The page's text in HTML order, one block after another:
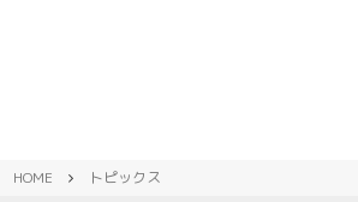
HOME トピックス